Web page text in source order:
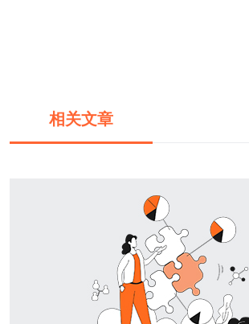
相关文章